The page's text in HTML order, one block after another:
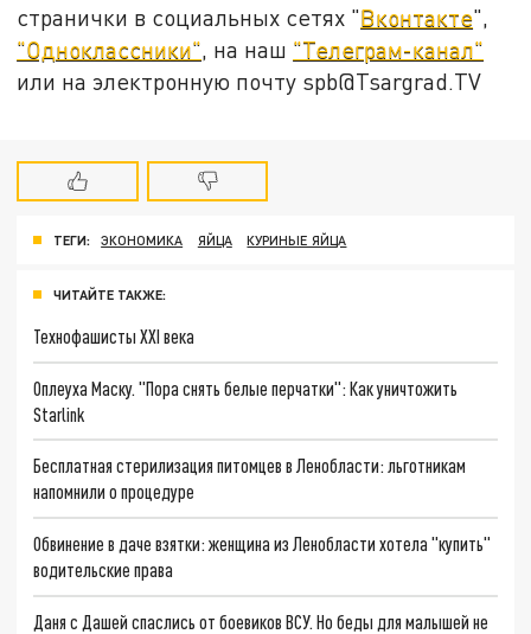
странички в социальных сетях "Вконтакте",
"Одноклассники" , на наш "Телеграм-канал"
или на электронную почту spb@Tsargrad.TV
ТЕГИ: ЭКОНОМИКА ЯЙЦА КУРИНЫЕ ЯЙЦА
ЧИТАЙТЕ ТАКЖЕ:
Технофашисты XXI века
Оплеуха Маску. "Пора снять белые перчатки": Как уничтожить
Starlink
Бесплатная стерилизация питомцев в Ленобласти: льготникам
напомнили о процедуре
Обвинение в даче взятки: женщина из Ленобласти хотела "купить"
водительские права
Даня с Дашей спаслись от боевиков ВСУ. Но беды для малышей не